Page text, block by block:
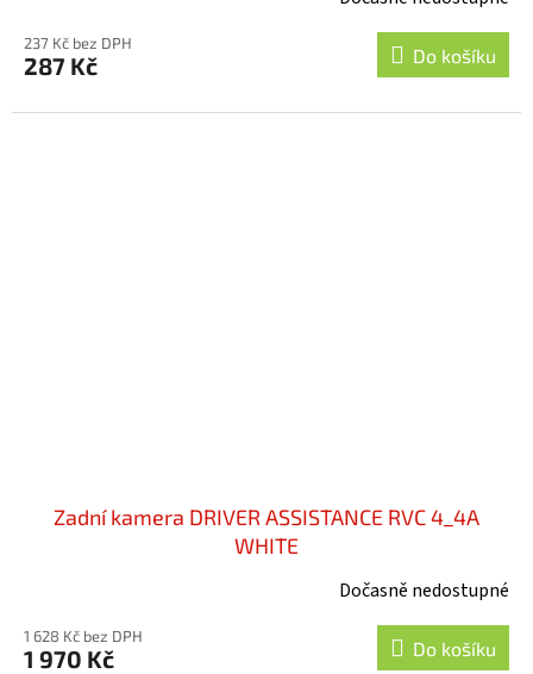
237 Kč bez DPH
287 Kč Do košíku
Zadní kamera DRIVER ASSISTANCE RVC 4_4A
WHITE
Dočasně nedostupné
1 628 Kč bez DPH
1 970 Kč Do košíku